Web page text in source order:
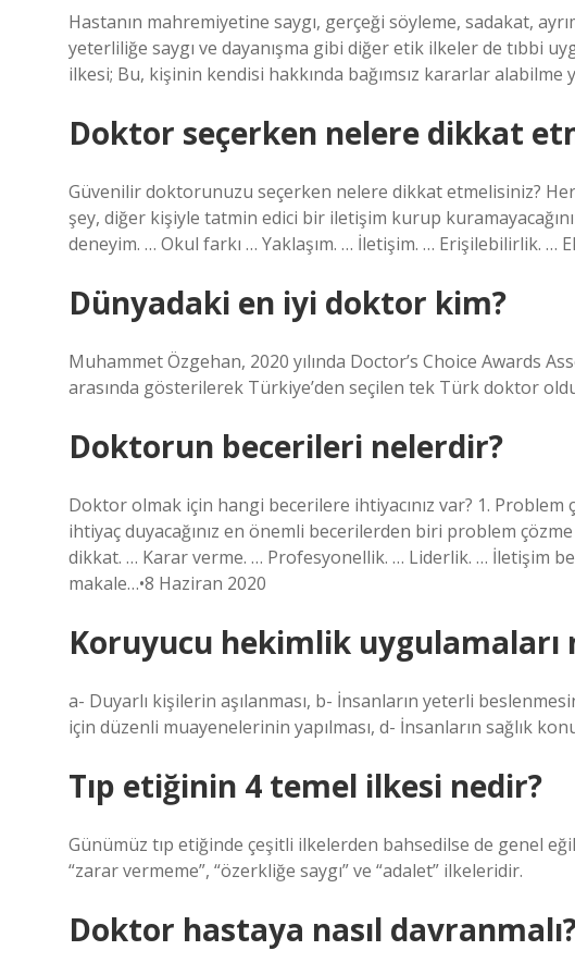
Hastanın mahremiyetine saygı, gerçeği söyleme, sadakat,
yeterliliğe saygı ve dayanışma gibi diğer etik ilkeler de tıbbi
ilkesi; Bu, kişinin kendisi hakkında bağımsız kararlar alabilme
Doktor seçerken nelere dikkat
Güvenilir doktorunuzu seçerken nelere dikkat etmelisiniz?
şey, diğer kişiyle tatmin edici bir iletişim kurup
deneyim. … Okul farkı … Yaklaşım. … İletişim. … Erişilebilirlik. …
Dünyadaki en iyi doktor kim?
Muhammet Özgehan, 2020 yılında Doctor’s Choice Awards
arasında gösterilerek Türkiye’den seçilen tek Türk doktor
Doktorun becerileri nelerdir?
Doktor olmak için hangi becerilere ihtiyacınız var? 1.
ihtiyaç duyacağınız en önemli becerilerden biri problem
dikkat. … Karar verme. … Profesyonellik. … Liderlik. … İletişim
makale…•8 Haziran 2020
Koruyucu hekimlik uygulamaları
a- Duyarlı kişilerin aşılanması, b- İnsanların yeterli
için düzenli muayenelerinin yapılması, d- İnsanların sağlık
Tıp etiğinin 4 temel ilkesi nedir?
Günümüz tıp etiğinde çeşitli ilkelerden bahsedilse de genel
“zarar vermeme”, “özerkliğe saygı” ve “adalet” ilkeleridir.
Doktor hastaya nasıl